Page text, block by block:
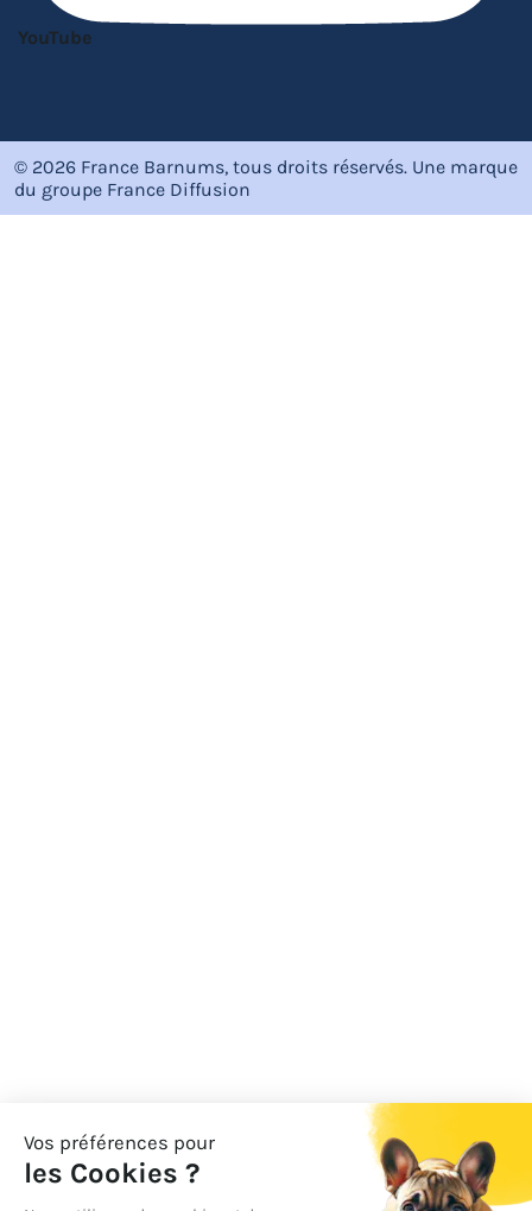
YouTube
© 2026 France Barnums, tous droits réservés. Une marque
du groupe France Diffusion